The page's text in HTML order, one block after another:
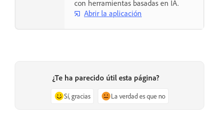
con herramientas basadas en IA.
Abrir la aplicación
¿Te ha parecido útil esta página?
Sí, gracias La verdad es que no